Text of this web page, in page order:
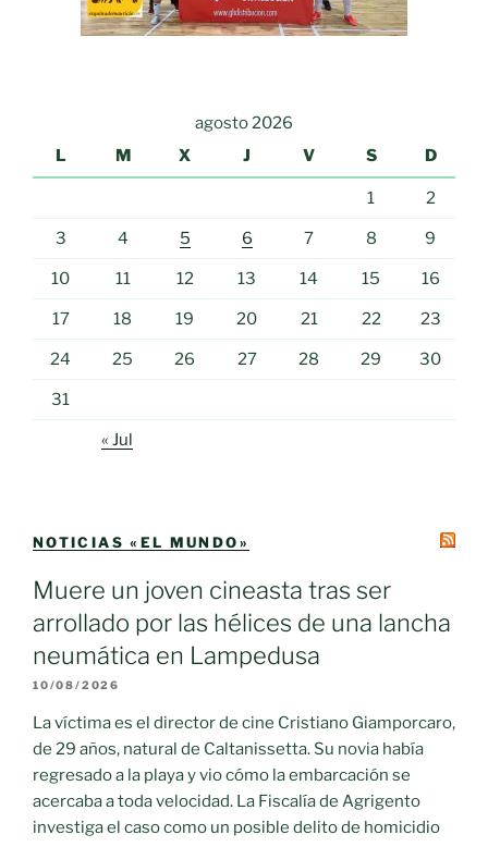
agosto 2026
L
M X J V S D
1 2
3 4 5 6 7 8 9
10 11 12 13 14 15 16
17 18 19 20 21 22 23
24 25 26 27 28 29 30
31
« Jul
NOTICIAS «EL MUNDO»
Muere un joven cineasta tras ser
arrollado por las hélices de una lancha
neumática en Lampedusa
10/08/2026
La víctima es el director de cine Cristiano Giamporcaro,
de 29 años, natural de Caltanissetta. Su novia había
regresado a la playa y vio cómo la embarcación se
acercaba a toda velocidad. La Fiscalía de Agrigento
investiga el caso como un posible delito de homicidio